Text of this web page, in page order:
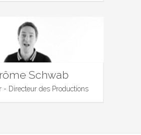
Schwab
- Directeur des Productions